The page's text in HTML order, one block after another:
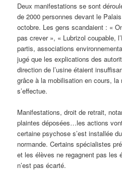
Deux manifestations se sont
de 2000 personnes devant le
octobre. Les gens scandaient : «
pas crever », « Lubrizol coupable,
partis, associations
jugé que les explications des
direction de l’usine étaient
grâce à la mobilisation en cours, la
s’effectue.
Manifestations, droit de retrait,
plaintes déposées…les actions
certaine psychose s’est installée
normande. Certains spécialistes
et les élèves ne regagnent pas les
n’est pas écarté.